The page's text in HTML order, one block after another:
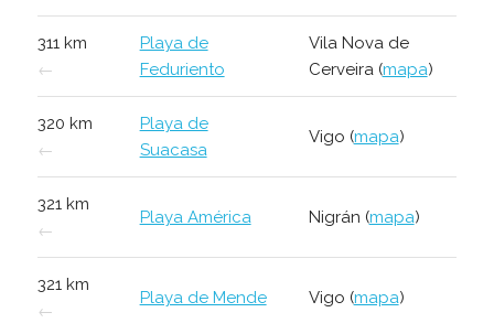
311 km
←
Playa de
Feduriento
Vila Nova de
Cerveira (mapa)
320 km
←
Playa de
Suacasa
Vigo (mapa)
321 km
←
Playa América Nigrán (mapa)
321 km
←
Playa de Mende Vigo (mapa)